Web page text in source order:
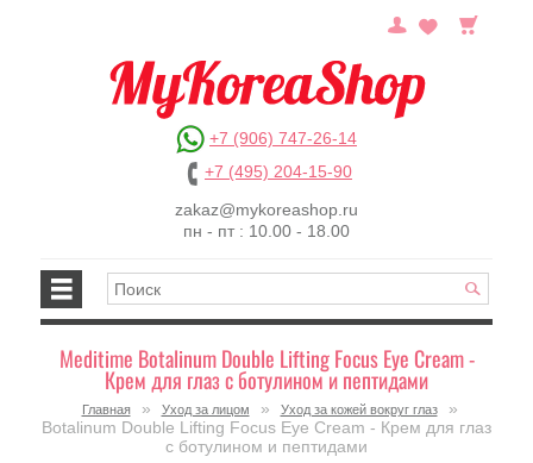
+7 (906) 747-26-14
+7 (495) 204-15-90
zakaz@mykoreashop.ru
пн - пт : 10.00 - 18.00
Meditime Botalinum Double Lifting Focus Eye Cream -
Крем для глаз с ботулином и пептидами
Главная » Уход за лицом » Уход за кожей вокруг глаз
»
Botalinum Double Lifting Focus Eye Cream - Крем для глаз
с ботулином и пептидами